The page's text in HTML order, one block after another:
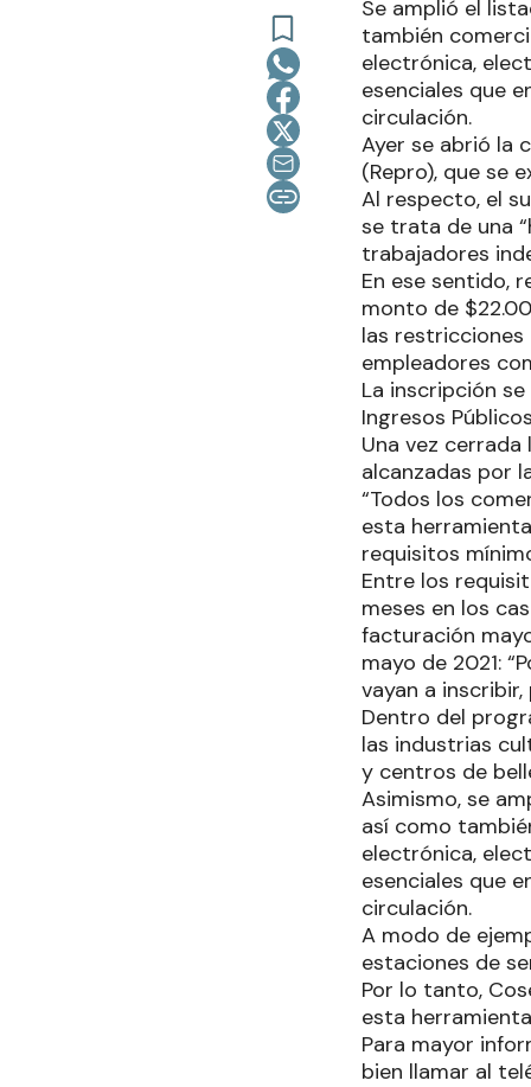
Se amplió el
también
electrónica,
esenciales que
circulación.
Ayer se abrió la
(Repro), que se
Al respecto, el
se trata de una
trabajadores
En ese sentido,
monto de
las
empleadores
La inscripción
Ingresos
Una vez
alcanzadas por
“Todos los
esta
requisitos
Entre los
meses en los
facturación
mayo de 2021:
vayan a
Dentro del
las industrias
y centros de
Asimismo, se
así como
electrónica,
esenciales que
circulación.
A modo de
estaciones de
Por lo tanto,
esta
Para mayor
bien llamar al